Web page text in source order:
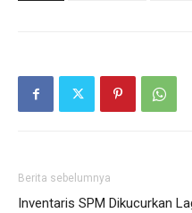
Berita sebelumnya
Inventaris SPM Dikucurkan